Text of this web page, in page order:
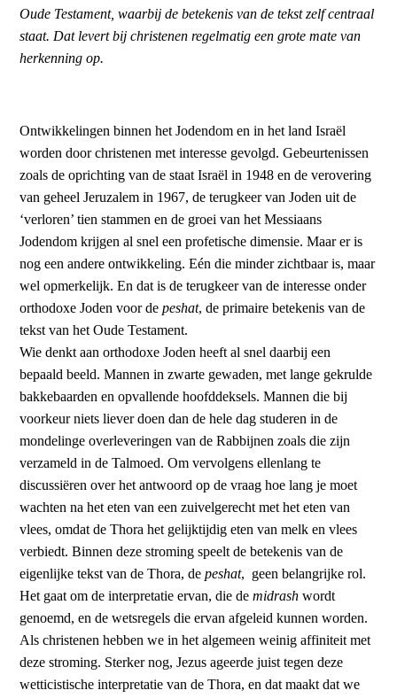
Oude Testament, waarbij de betekenis van de tekst zelf centraal
staat. Dat levert bij christenen regelmatig een grote mate van
herkenning op.
Ontwikkelingen binnen het Jodendom en in het land Israël
worden door christenen met interesse gevolgd. Gebeurtenissen
zoals de oprichting van de staat Israël in 1948 en de verovering
van geheel Jeruzalem in 1967, de terugkeer van Joden uit de
‘verloren’ tien stammen en de groei van het Messiaans
Jodendom krijgen al snel een profetische dimensie. Maar er is
nog een andere ontwikkeling. Eén die minder zichtbaar is, maar
wel opmerkelijk. En dat is de terugkeer van de interesse onder
orthodoxe Joden voor depeshat, de primaire betekenis van de
tekst van het Oude Testament.
Wie denkt aan orthodoxe Joden heeft al snel daarbij een
bepaald beeld. Mannen in zwarte gewaden, met lange gekrulde
bakkebaarden en opvallende hoofddeksels. Mannen die bij
voorkeur niets liever doen dan de hele dag studeren in de
mondelinge overleveringen van de Rabbijnen zoals die zijn
verzameld in de Talmoed. Om vervolgens ellenlang te
discussiëren over het antwoord op de vraag hoe lang je moet
wachten na het eten van een zuivelgerecht met het eten van
vlees, omdat de Thora het gelijktijdig eten van melk en vlees
verbiedt. Binnen deze stroming speelt de betekenis van de
eigenlijke tekst van de Thora, depeshat, geen belangrijke rol.
Het gaat om de interpretatie ervan, die demidrash wordt
genoemd, en de wetsregels die ervan afgeleid kunnen worden.
Als christenen hebben we in het algemeen weinig affiniteit met
deze stroming. Sterker nog, Jezus ageerde juist tegen deze
wetticistische interpretatie van de Thora, en dat maakt dat we